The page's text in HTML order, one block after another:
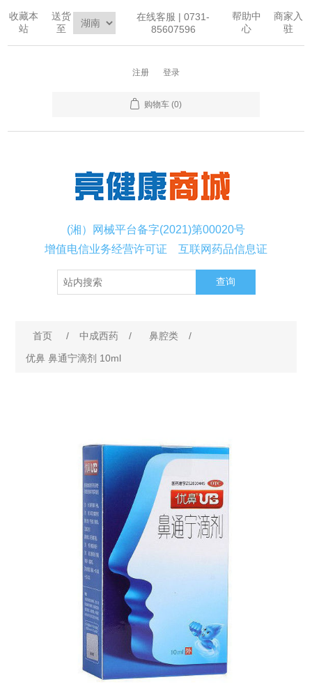
收藏本
站
送货
至
在线客服 | 0731-
85607596
帮助中
心
商家入
驻
注册 登录
购物车 (0)
(湘）网械平台备字(2021)第00020号
增值电信业务经营许可证
互联网药品信息证
首页 / 中成西药 / 鼻腔类
/
优鼻 鼻通宁滴剂 10ml